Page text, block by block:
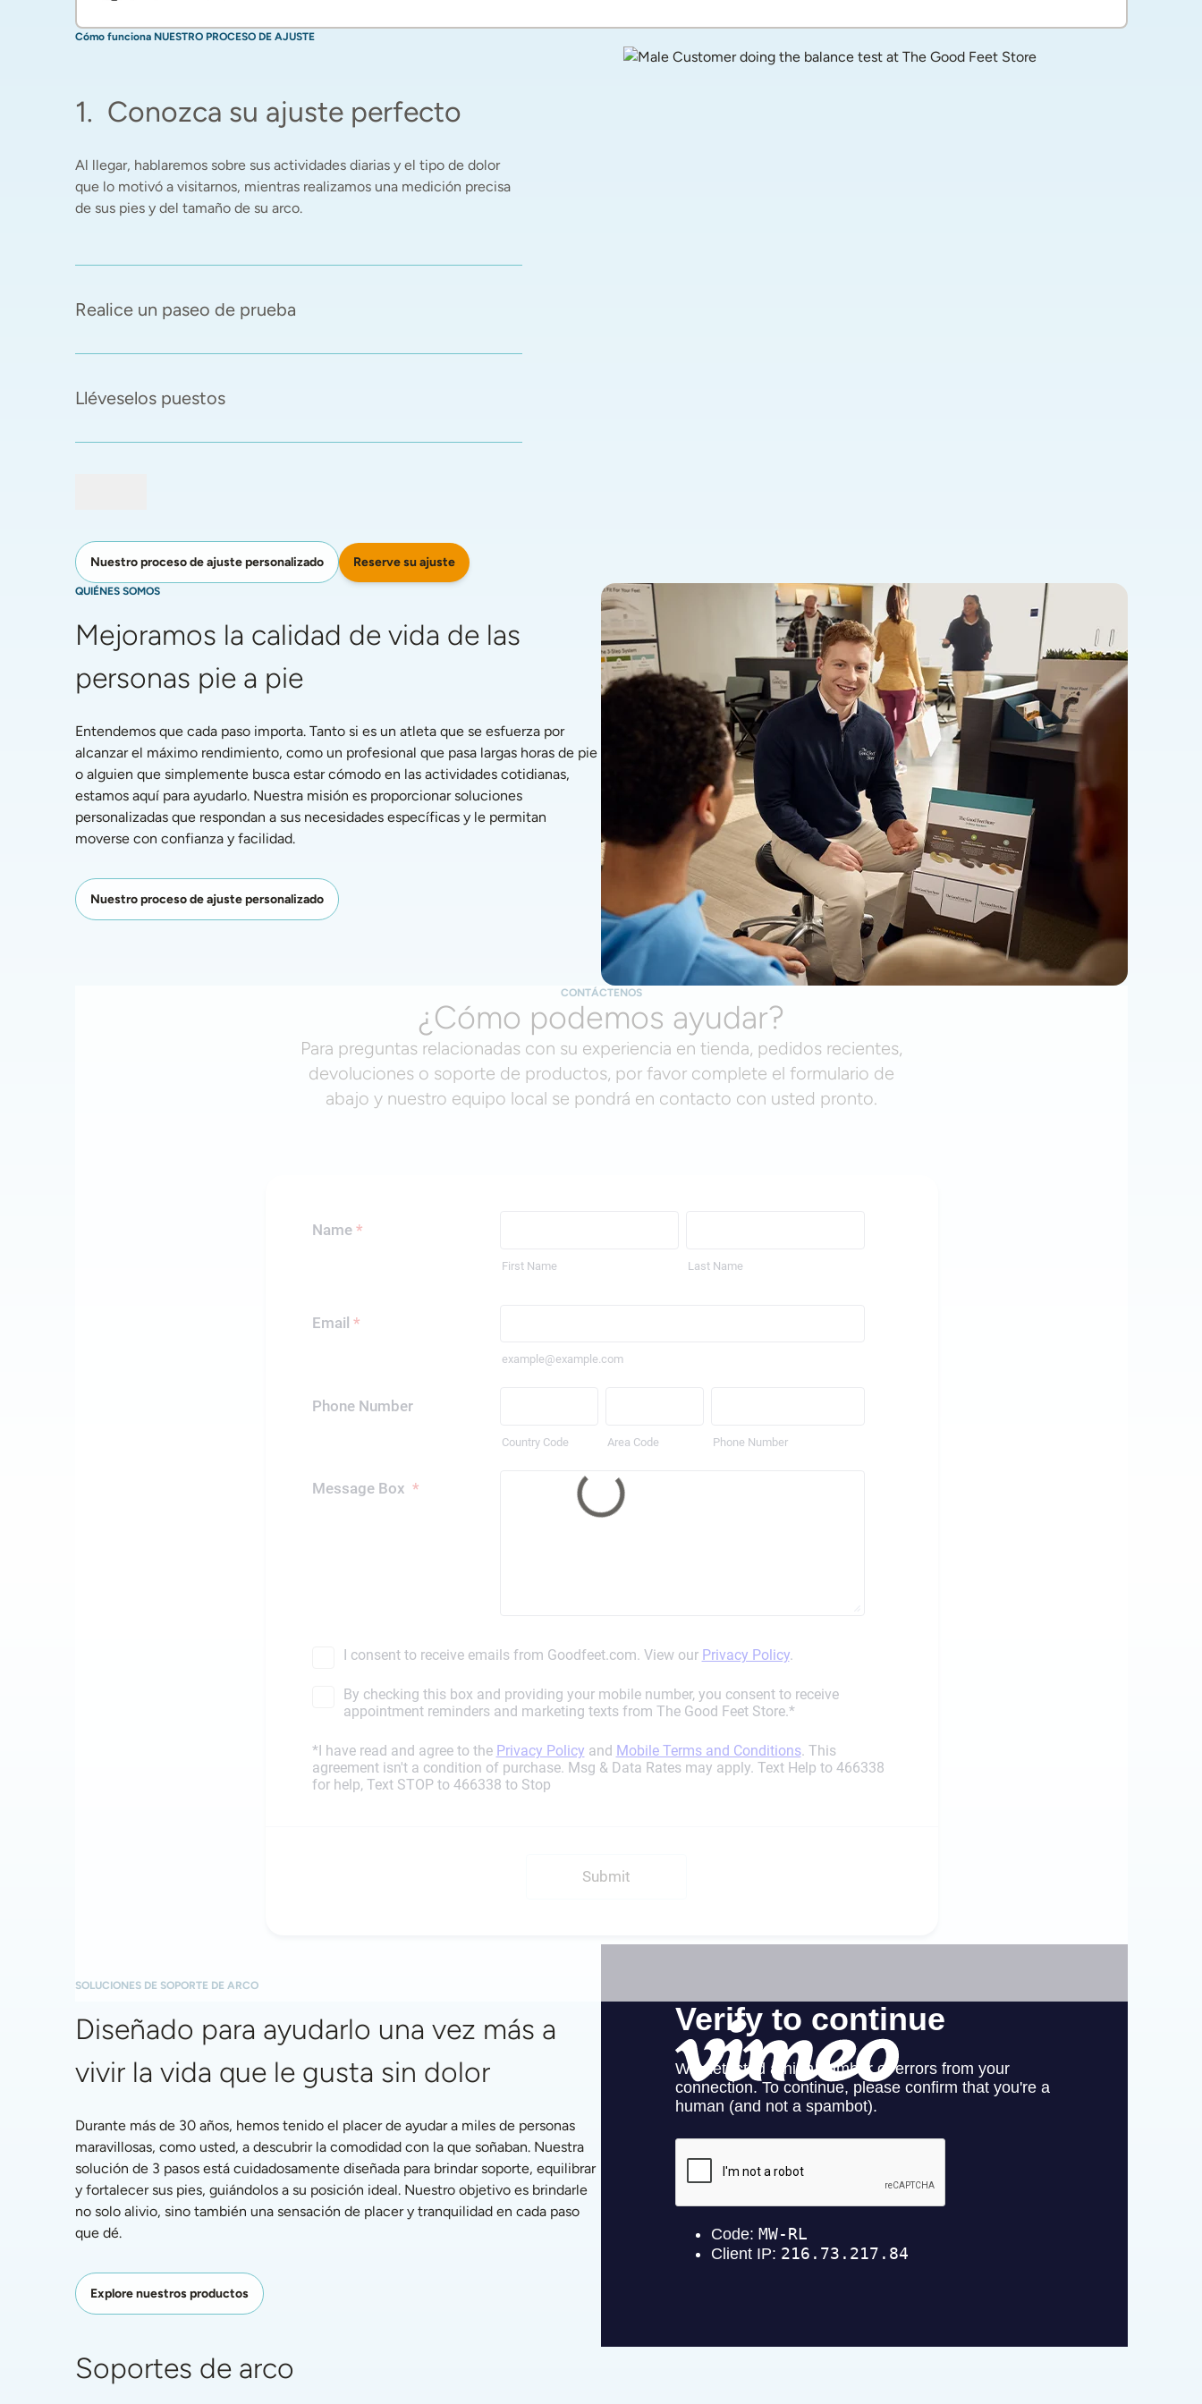
Cómo funciona NUESTRO PROCESO DE AJUSTE
1. Conozca su ajuste perfecto
Al llegar, hablaremos sobre sus actividades diarias y el tipo de dolor
que lo motivó a visitarnos, mientras realizamos una medición precisa
de sus pies y del tamaño de su arco.
Realice un paseo de prueba
Lléveselos puestos
Nuestro proceso de ajuste personalizado Reserve su ajuste
QUIÉNES SOMOS
Mejoramos la calidad de vida de las
personas pie a pie
Entendemos que cada paso importa. Tanto si es un atleta que se esfuerza por
alcanzar el máximo rendimiento, como un profesional que pasa largas horas de pie
o alguien que simplemente busca estar cómodo en las actividades cotidianas,
estamos aquí para ayudarlo. Nuestra misión es proporcionar soluciones
personalizadas que respondan a sus necesidades específicas y le permitan
moverse con confianza y facilidad.
Nuestro proceso de ajuste personalizado
CONTÁCTENOS
¿Cómo podemos ayudar?
Para preguntas relacionadas con su experiencia en tienda, pedidos recientes,
devoluciones o soporte de productos, por favor complete el formulario de
abajo y nuestro equipo local se pondrá en contacto con usted pronto.
SOLUCIONES DE SOPORTE DE ARCO
Diseñado para ayudarlo una vez más a
vivir la vida que le gusta sin dolor
Durante más de 30 años, hemos tenido el placer de ayudar a miles de personas
maravillosas, como usted, a descubrir la comodidad con la que soñaban. Nuestra
solución de 3 pasos está cuidadosamente diseñada para brindar soporte, equilibrar
y fortalecer sus pies, guiándolos a su posición ideal. Nuestro objetivo es brindarle
no solo alivio, sino también una sensación de placer y tranquilidad en cada paso
que dé.
Explore nuestros productos
Soportes de arco